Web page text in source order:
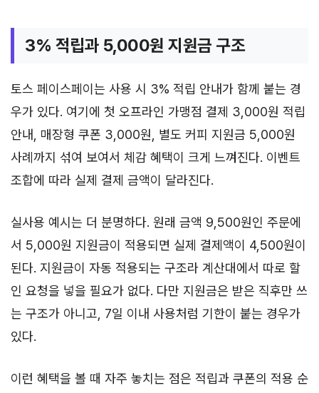
3% 적립과 5,000원 지원금 구조
토스 페이스페이는 사용 시 3% 적립 안내가 함께 붙는 경
우가 있다. 여기에 첫 오프라인 가맹점 결제 3,000원 적립
안내, 매장형 쿠폰 3,000원, 별도 커피 지원금 5,000원
사례까지 섞여 보여서 체감 혜택이 크게 느껴진다. 이벤트
조합에 따라 실제 결제 금액이 달라진다.
실사용 예시는 더 분명하다. 원래 금액 9,500원인 주문에
서 5,000원 지원금이 적용되면 실제 결제액이 4,500원이
된다. 지원금이 자동 적용되는 구조라 계산대에서 따로 할
인 요청을 넣을 필요가 없다. 다만 지원금은 받은 직후만 쓰
는 구조가 아니고, 7일 이내 사용처럼 기한이 붙는 경우가
있다.
이런 혜택을 볼 때 자주 놓치는 점은 적립과 쿠폰의 적용 순